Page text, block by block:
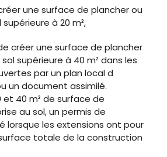
une surface de plancher ou
à 20 m²,
créer une surface de plancher
supérieure à 40 m² dans les
par un plan local d
un document assimilé.
40 m² de surface de
au sol, un permis de
lorsque les extensions ont pour
totale de la construction